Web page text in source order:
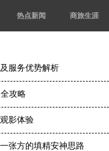
热点新闻 商旅生涯
服务优势解析
攻略
影体验
张方的填精安神思路